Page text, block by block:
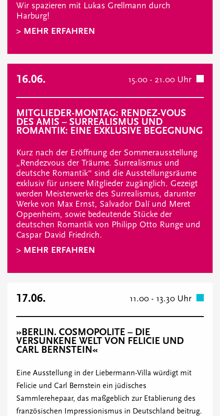
Wir spazieren mit Lukas Grellmann durch
Harburg!
> MEHR ERFAHREN
16.06. 15.00 - 21.00 Uhr
MITGLIEDER-MONTAG: RENDEZ-VOUS
DES AMIS – SURREALISMUS UND
ROMANTIK: EINE EXKLUSIVE BEGEGNUNG
Kurz nach der Eröffnung der Sommerausstellung
„Rendezvous der Träume. Surrealismus und
deutsche Romantik“ sind die Ausstellungsräume
exklusiv für unsere Mitglieder zugänglich. Gezeigt
werden Meisterwerke des Surrealismus, darunter
Werke von Max Ernst, Salvador Dalí und Meret
Oppenheim, sowie bedeutende Stücke der
deutschen Romantik von Philipp Otto Runge und
Caspar David Friedrich.
> MEHR ERFAHREN
17.06. 11.00 - 13.30 Uhr
»BERLIN. COSMOPOLITE – DIE
VERSUNKENE WELT VON FELICIE UND
CARL BERNSTEIN«
Eine Ausstellung in der Liebermann-Villa würdigt mit
Felicie und Carl Bernstein ein jüdisches
Sammlerehepaar, das maßgeblich zur Etablierung des
französischen Impressionismus in Deutschland beitrug.